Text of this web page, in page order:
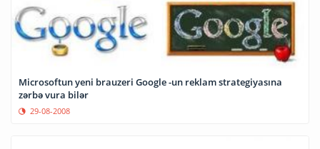
Microsoftun yeni brauzeri Google -un reklam strategiyasına
zərbə vura bilər
29-08-2008